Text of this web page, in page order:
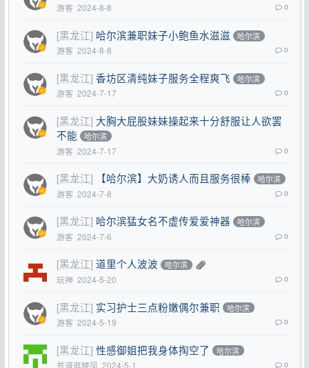
游客 2024-8-8 0
[黑龙江] 哈尔滨兼职妹子小鲍鱼水滋滋 哈尔滨
游客 2024-8-8 0
[黑龙江] 香坊区清纯妹子服务全程爽飞 哈尔滨
游客 2024-7-17 0
[黑龙江] 大胸大屁股妹妹操起来十分舒服让人欲罢
不能
哈尔滨
游客 2024-7-17 0
[黑龙江] 【哈尔滨】大奶诱人而且服务很棒 哈尔滨
游客 2024-7-8 0
[黑龙江] 哈尔滨猛女名不虚传爱爱神器 哈尔滨
游客 2024-7-6 0
[黑龙江] 道里个人波波 哈尔滨
玩神 2024-5-20 0
[黑龙江] 实习护士三点粉嫩偶尔兼职 哈尔滨
游客 2024-5-19 0
[黑龙江] 性感御姐把我身体掏空了 哈尔滨
贫道逛楼凤 2024-5-1 0